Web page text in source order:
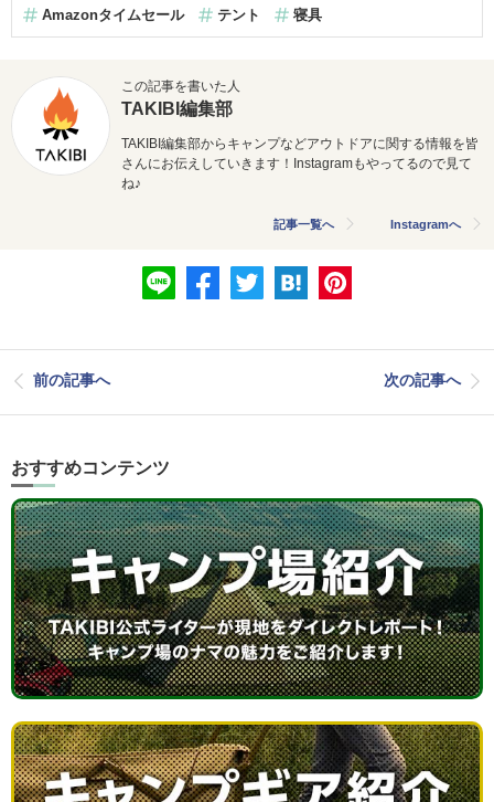
Amazonタイムセール テント 寝具
この記事を書いた人
TAKIBI編集部
TAKIBI編集部からキャンプなどアウトドアに関する情報を皆
さんにお伝えしていきます！Instagramもやってるので見て
ね♪
記事一覧へ Instagramへ
前の記事へ 次の記事へ
おすすめコンテンツ